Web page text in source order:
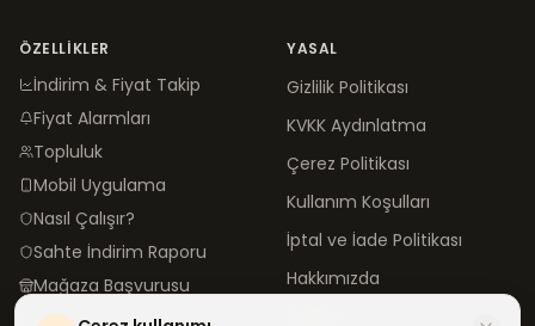
ÖZELLIKLER
İndirim & Fiyat Takip
Fiyat Alarmları
Topluluk
Mobil Uygulama
Nasıl Çalışır?
Sahte İndirim Raporu
Mağaza Başvurusu
YASAL
Gizlilik Politikası
KVKK Aydınlatma
Çerez Politikası
Kullanım Koşulları
İptal ve İade Politikası
Hakkımızda